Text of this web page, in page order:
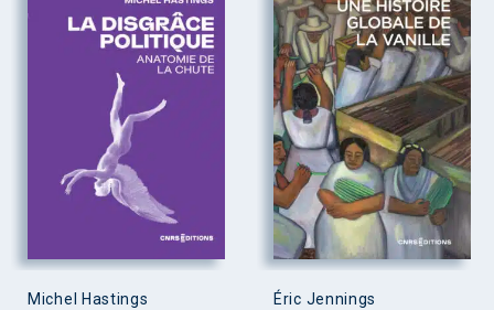
Michel Hastings Éric Jennings